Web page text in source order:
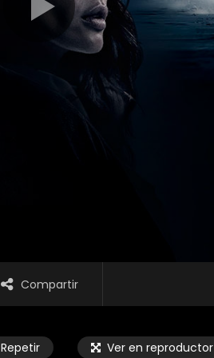
Compartir
Repetir Ver en reproductor